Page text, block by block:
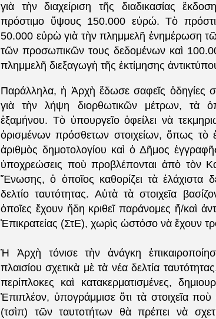
γιὰ τὴν διαχείριση τῆς διαδικασίας
πρόστιμο ὕψους 150.000 εὐρώ. Τὸ
50.000 εὐρὼ γιὰ τὴν πλημμελῆ ἐνημέρωση
τῶν προσωπικῶν τους δεδομένων καὶ
πλημμελῆ διεξαγωγὴ τῆς ἐκτίμησης
Παράλληλα, ἡ Ἀρχὴ ἔδωσε σαφεῖς ὁδηγίες
γιὰ τὴν λήψη διορθωτικῶν μέτρων, τὰ
ἑξαμήνου. Τὸ ὑπουργεῖο ὀφείλει νὰ
ὁρισμένων πρόσθετων στοιχείων, ὅπως
ἀριθμὸς δημοτολογίου καὶ ὁ Δῆμος
ὑποχρεώσεις ποὺ προβλέπονται ἀπὸ τὸν
Ἕνωσης, ὁ ὁποῖος καθορίζει τὰ ἐλάχιστα
δελτίο ταυτότητας. Αὐτὰ τὰ στοιχεῖα
ὁποῖες ἔχουν ἤδη κριθεῖ παράνομες ἤ/καὶ
Ἐπικρατείας (ΣτΕ), χωρὶς ὡστόσο νὰ ἔχουν
Ἡ Ἀρχὴ τόνισε τὴν ἀνάγκη
πλαισίου σχετικὰ μὲ τὰ νέα δελτία
περίπλοκες καὶ κατακερματισμένες,
Ἐπιπλέον, ὑπογράμμισε ὅτι τὰ στοιχεῖα
(τσὶπ) τῶν ταυτοτήτων θὰ πρέπει νὰ